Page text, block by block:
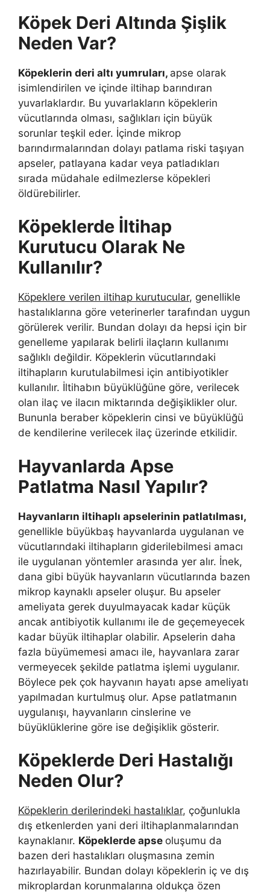
Köpek Deri Altında Şişlik
Neden Var?
Köpeklerin deri altı yumruları, apse olarak
isimlendirilen ve içinde iltihap barındıran
yuvarlaklardır. Bu yuvarlakların köpeklerin
vücutlarında olması, sağlıkları için büyük
sorunlar teşkil eder. İçinde mikrop
barındırmalarından dolayı patlama riski taşıyan
apseler, patlayana kadar veya patladıkları
sırada müdahale edilmezlerse köpekleri
öldürebilirler.
Köpeklerde İltihap
Kurutucu Olarak Ne
Kullanılır?
Köpeklere verilen iltihap kurutucular, genellikle
hastalıklarına göre veterinerler tarafından uygun
görülerek verilir. Bundan dolayı da hepsi için bir
genelleme yapılarak belirli ilaçların kullanımı
sağlıklı değildir. Köpeklerin vücutlarındaki
iltihapların kurutulabilmesi için antibiyotikler
kullanılır. İltihabın büyüklüğüne göre, verilecek
olan ilaç ve ilacın miktarında değişiklikler olur.
Bununla beraber köpeklerin cinsi ve büyüklüğü
de kendilerine verilecek ilaç üzerinde etkilidir.
Hayvanlarda Apse
Patlatma Nasıl Yapılır?
Hayvanların iltihaplı apselerinin patlatılması,
genellikle büyükbaş hayvanlarda uygulanan ve
vücutlarındaki iltihapların giderilebilmesi amacı
ile uygulanan yöntemler arasında yer alır. İnek,
dana gibi büyük hayvanların vücutlarında bazen
mikrop kaynaklı apseler oluşur. Bu apseler
ameliyata gerek duyulmayacak kadar küçük
ancak antibiyotik kullanımı ile de geçemeyecek
kadar büyük iltihaplar olabilir. Apselerin daha
fazla büyümemesi amacı ile, hayvanlara zarar
vermeyecek şekilde patlatma işlemi uygulanır.
Böylece pek çok hayvanın hayatı apse ameliyatı
yapılmadan kurtulmuş olur. Apse patlatmanın
uygulanışı, hayvanların cinslerine ve
büyüklüklerine göre ise değişiklik gösterir.
Köpeklerde Deri Hastalığı
Neden Olur?
Köpeklerin derilerindeki hastalıklar, çoğunlukla
dış etkenlerden yani deri iltihaplanmalarından
kaynaklanır. Köpeklerde apse oluşumu da
bazen deri hastalıkları oluşmasına zemin
hazırlayabilir. Bundan dolayı köpeklerin iç ve dış
mikroplardan korunmalarına oldukça özen